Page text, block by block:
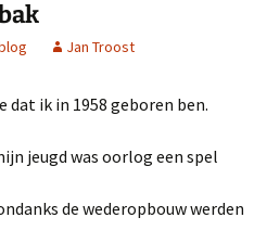
Jan Troost
dat ik in 1958 geboren ben.
jeugd was oorlog een spel
de wederopbouw werden